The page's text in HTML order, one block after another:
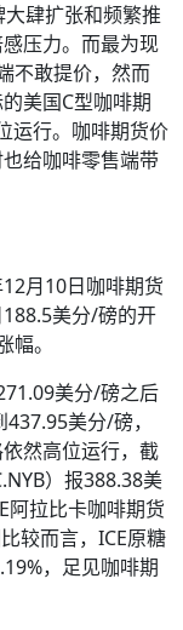
肆扩张和频繁推
压力。而最为现
不敢提价，然而
美国C型咖啡期
运行。咖啡期货价
给咖啡零售端带
月10日咖啡期货
美分/磅的开
。
美分/磅之后
美分/磅，
然高位运行，截
）报388.38美
阿拉比卡咖啡期货
较而言，ICE原糖
，足见咖啡期